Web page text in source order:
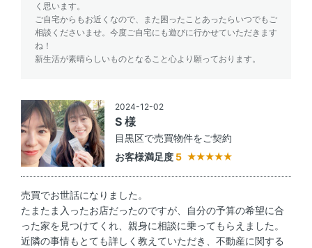
く思います。
ご自宅からもお近くなので、また困ったことあったらいつでもご
相談くださいませ。今度ご自宅にも遊びに行かせていただきます
ね！
新生活が素晴らしいものとなること心より願っております。
2024-12-02
S 様
目黒区で売買物件をご契約
お客様満足度 5
売買でお世話になりました。
たまたま入ったお店だったのですが、自分の予算の希望に合
った家を見つけてくれ、親身に相談に乗ってもらえました。
近隣の事情もとても詳しく教えていただき、不動産に関する